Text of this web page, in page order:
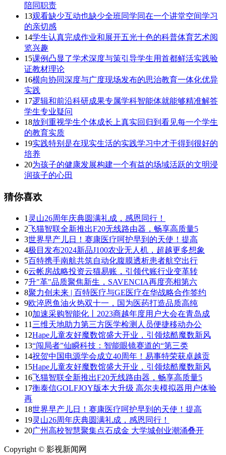
陪同职责
13观看缺少互动也缺少全班同学同在一个讲堂空间学习
的亲切感
14学生认真完成作业和展开五光十色的科普体育艺术阅
览兴趣
15课例凸显了学术深度与策引导学生用首都鲜活实践验
证教材理论
16横向协同深度与广度现场发布的思治教育一体化优异
实践
17逻辑和前沿科研成果专属学科智能体就能够精准解答
学生专业疑问
18放到重视学生个体成长上真实回归到看见每一个学生
的教育实质
19实践特别是在现实生活的实践学习中才干得到很好的
培养
20为孩子的健康发展构建一个有益的场域活跃的文明浸
润孩子的心田
猜你喜欢
1 灵山26周年庆典圆满礼成，感恩同行！
2飞猫智联全新推出F20无线路由器，畅享高质量5
3世界早产儿日！赛康医疗呵护早到的天使！提高
4极目发布2024新品J100农业无人机，超越更多想象
5百特携手南航共筑自动化腹膜透析患者航空出行
6云帐房战略投资云猫易账，引领代账行业变革转
7升"革"品质聚焦新生，SAVENCIA再度亮相第六
8聚力创未来 | 百特医疗与GE医疗在华战略合作签约
9欧淬恩鱼油火热双十一，国为医药打造品质高纯
10加速采购智能化丨2023商越年度用户大会在青岛成
11 三维天地助力第三方医学检测人员便捷移动办公
12Hape儿童友好魔数馆盛大开业，引领炫酷魔数新风
13“闯局者”仙瞬科技：智能眼镜赛道的“第三类
14祝贺中国电源学会成立40周年！易事特荣获卓越贡
15Hape儿童友好魔数馆盛大开业，引领炫酷魔数新风
16飞猫智联全新推出F20无线路由器，畅享高质量5
17衡泰信GOLFJOY版本大升级 高尔夫模拟器用户体验
再
18世界早产儿日！赛康医疗呵护早到的天使！提高
19灵山26周年庆典圆满礼成，感恩同行！
20广州高校智慧聚集点石成金 大学城创业潮涌叠开
Copyright © 影视新闻网